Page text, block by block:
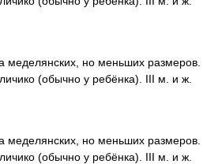
меделянских, но меньших размеров.
(обычно у ребёнка). III м. и ж.
меделянских, но меньших размеров.
(обычно у ребёнка). III м. и ж.